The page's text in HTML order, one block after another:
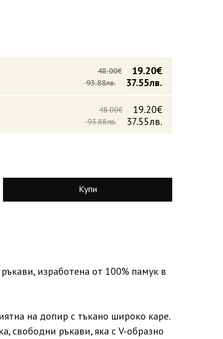
19.20€
48.00€
37.55лв.
93.88лв.
19.20€
48.00€
37.55лв.
93.88лв.
Купи
изработена от 100% памук в
на допир с тъкано широко каре.
свободни ръкави, яка с V-образно